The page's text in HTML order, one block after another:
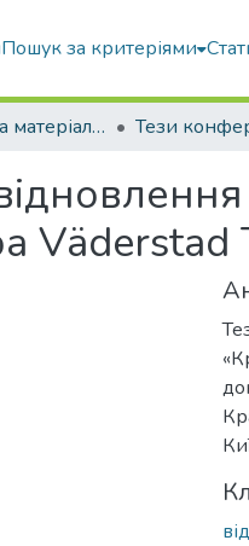
Пошук за критеріями
Конференції та матеріали конференцій Тези
Väderstad